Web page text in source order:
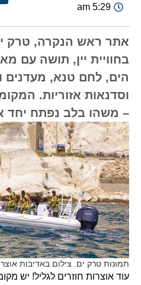
5:29 am
אתר ראש הנקרה, טרק ים
בחוויית יין, תושה עם
הים, לחם טנא, מעדנים
וסדנאות אזוריות.
– משהו בלב נפתח יחד
תמונות טרק ים. צילום באדיבות אוצרות
עוד אוצרות חוזרים לגליל! יש